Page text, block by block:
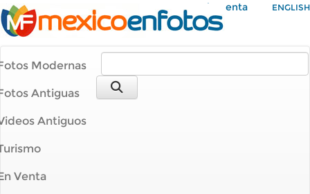
Mi Cuenta ENGLISH
Modernas
Antiguas
Antiguos
Venta